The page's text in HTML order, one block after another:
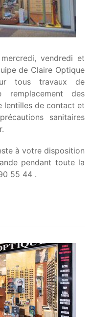
vendredi et
de Claire Optique
tous travaux de
remplacement des
lentilles de contact et
sanitaires
à votre disposition
pendant toute la
55 44 .